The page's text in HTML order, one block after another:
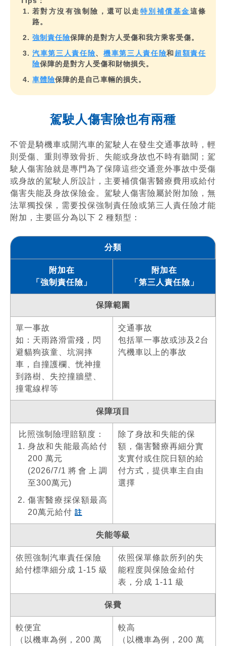
若對方沒有強制險，還可以走特別補償基金這條
路。
強制責任險保障的是對方人受傷和我方乘客受傷。
汽車第三人責任險、機車第三人責任險和 超額責任
險保障的是對方人受傷和財物損失。
車體險保障的是自己車輛的損失。
駕駛人傷害險也有兩種
不管是騎機車或開汽車的駕駛人在發生交通事故時，輕
則受傷、重則導致骨折、失能或身故也不時有聽聞；駕
駛人傷害險就是專門為了保障這些交通意外事故中受傷
或身故的駕駛人所設計，主要補償傷害醫療費用或給付
傷害失能及身故保險金。駕駛人傷害險屬於附加險，無
法單獨投保，需要投保強制責任險或第三人責任險才能
附加，主要區分為以下 2 種類型：
分類
附加在
「強制責任險」
附加在
「第三人責任險」
保障範圍
單一事故
如：天雨路滑雷殘，閃
避貓狗孩童、坑洞摔
車，自撞護欄、恍神撞
到路樹、失控撞牆壁、
撞電線桿等
交通事故
包括單一事故或涉及2台
汽機車以上的事故
保障項目
比照強制險理賠額度：
身故和失能最高給付
200 萬元
(2026/7/1將會上調
至300萬元)
傷害醫療採保額最高
20萬元給付 註
除了身故和失能的保
額，傷害醫療再細分實
支實付或住院日額的給
付方式，提供車主自由
選擇
失能等級
依照強制汽車責任保險
給付標準細分成 1-15 級
依照保單條款所列的失
能程度與保險金給付
表，分成 1-11 級
保費
較便宜
（以機車為例，200 萬
較高
（以機車為例，200 萬